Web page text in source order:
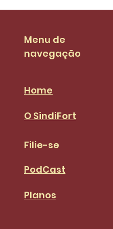
feira, 23 de junho,...
Menu de
navegação
Home
O SindiFort
Filie-se
PodCast
Planos